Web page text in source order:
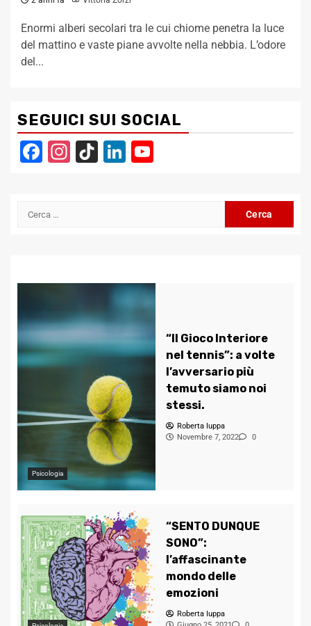
Enormi alberi secolari tra le cui chiome penetra la luce
del mattino e vaste piane avvolte nella nebbia. L’odore
del...
SEGUICI SUI SOCIAL
Facebook
Instagram
TikTokLinkedIn
Ricerca
Psicologia
“Il Gioco Interiore
nel tennis”: a volte
l’avversario più
temuto siamo noi
stessi.
Roberta Iuppa
Novembre 7, 2022
0
“SENTO DUNQUE
SONO”:
l’affascinante
mondo delle
emozioni
Roberta Iuppa